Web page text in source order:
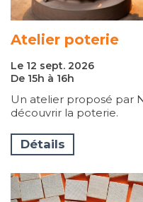
Atelier poterie
Le 12 sept. 2026
De 15h à 16h
Un atelier proposé par
découvrir la poterie.
Détails